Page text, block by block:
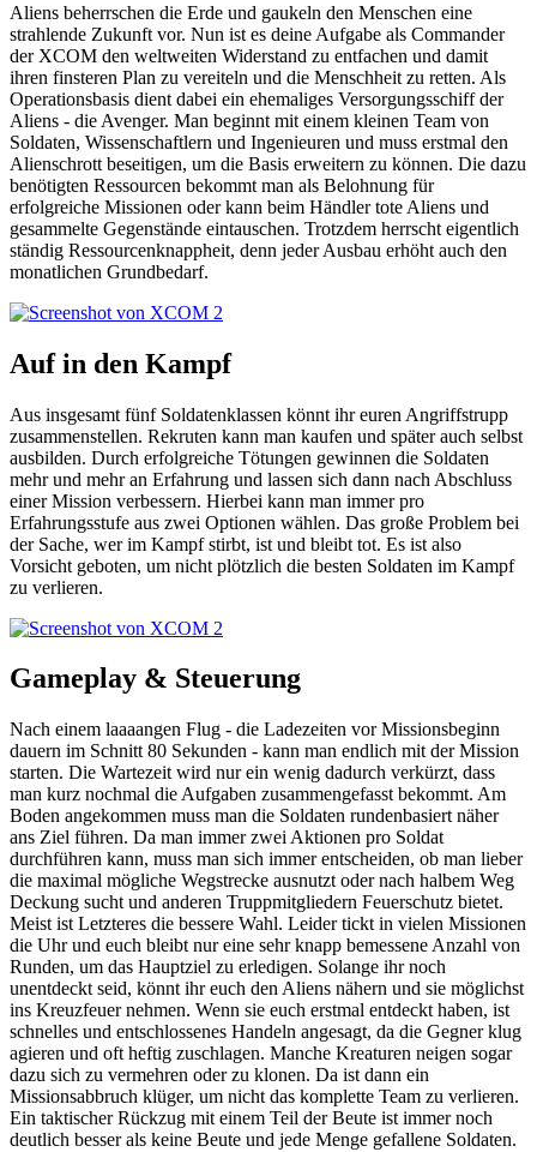
Aliens beherrschen die Erde und gaukeln den Menschen eine
strahlende Zukunft vor. Nun ist es deine Aufgabe als Commander
der XCOM den weltweiten Widerstand zu entfachen und damit
ihren finsteren Plan zu vereiteln und die Menschheit zu retten. Als
Operationsbasis dient dabei ein ehemaliges Versorgungsschiff der
Aliens - die Avenger. Man beginnt mit einem kleinen Team von
Soldaten, Wissenschaftlern und Ingenieuren und muss erstmal den
Alienschrott beseitigen, um die Basis erweitern zu können. Die dazu
benötigten Ressourcen bekommt man als Belohnung für
erfolgreiche Missionen oder kann beim Händler tote Aliens und
gesammelte Gegenstände eintauschen. Trotzdem herrscht eigentlich
ständig Ressourcenknappheit, denn jeder Ausbau erhöht auch den
monatlichen Grundbedarf.
Auf in den Kampf
Aus insgesamt fünf Soldatenklassen könnt ihr euren Angriffstrupp
zusammenstellen. Rekruten kann man kaufen und später auch selbst
ausbilden. Durch erfolgreiche Tötungen gewinnen die Soldaten
mehr und mehr an Erfahrung und lassen sich dann nach Abschluss
einer Mission verbessern. Hierbei kann man immer pro
Erfahrungsstufe aus zwei Optionen wählen. Das große Problem bei
der Sache, wer im Kampf stirbt, ist und bleibt tot. Es ist also
Vorsicht geboten, um nicht plötzlich die besten Soldaten im Kampf
zu verlieren.
Gameplay & Steuerung
Nach einem laaaangen Flug - die Ladezeiten vor Missionsbeginn
dauern im Schnitt 80 Sekunden - kann man endlich mit der Mission
starten. Die Wartezeit wird nur ein wenig dadurch verkürzt, dass
man kurz nochmal die Aufgaben zusammengefasst bekommt. Am
Boden angekommen muss man die Soldaten rundenbasiert näher
ans Ziel führen. Da man immer zwei Aktionen pro Soldat
durchführen kann, muss man sich immer entscheiden, ob man lieber
die maximal mögliche Wegstrecke ausnutzt oder nach halbem Weg
Deckung sucht und anderen Truppmitgliedern Feuerschutz bietet.
Meist ist Letzteres die bessere Wahl. Leider tickt in vielen Missionen
die Uhr und euch bleibt nur eine sehr knapp bemessene Anzahl von
Runden, um das Hauptziel zu erledigen. Solange ihr noch
unentdeckt seid, könnt ihr euch den Aliens nähern und sie möglichst
ins Kreuzfeuer nehmen. Wenn sie euch erstmal entdeckt haben, ist
schnelles und entschlossenes Handeln angesagt, da die Gegner klug
agieren und oft heftig zuschlagen. Manche Kreaturen neigen sogar
dazu sich zu vermehren oder zu klonen. Da ist dann ein
Missionsabbruch klüger, um nicht das komplette Team zu verlieren.
Ein taktischer Rückzug mit einem Teil der Beute ist immer noch
deutlich besser als keine Beute und jede Menge gefallene Soldaten.